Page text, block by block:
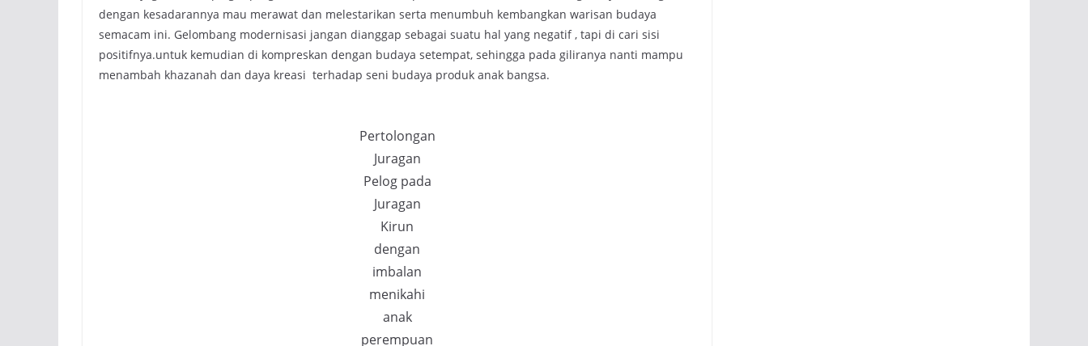
dengan kesadarannya mau merawat dan melestarikan serta menumbuh kembangkan warisan budaya
semacam ini. Gelombang modernisasi jangan dianggap sebagai suatu hal yang negatif , tapi di cari sisi
positifnya.untuk kemudian di kompreskan dengan budaya setempat, sehingga pada giliranya nanti mampu
menambah khazanah dan daya kreasi terhadap seni budaya produk anak bangsa.
Pertolongan
Juragan
Pelog pada
Juragan
Kirun
dengan
imbalan
menikahi
anak
perempuan